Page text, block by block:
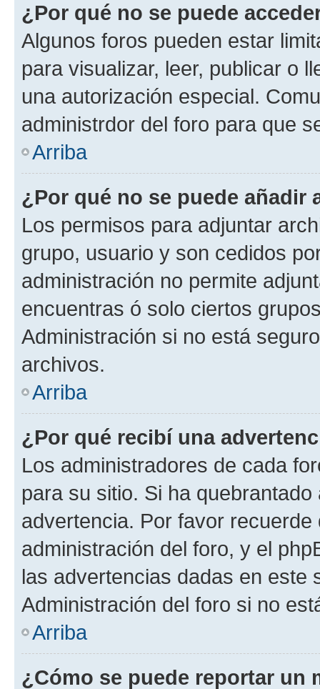
¿Por qué no se puede
Algunos foros pueden estar
para visualizar, leer, publicar o
una autorización especial.
administrdor del foro para que
Arriba
¿Por qué no se puede añadir
Los permisos para adjuntar
grupo, usuario y son cedidos
administración no permite
encuentras ó solo ciertos
Administración si no está
archivos.
Arriba
¿Por qué recibí una
Los administradores de cada
para su sitio. Si ha
advertencia. Por favor
administración del foro, y el
las advertencias dadas en este
Administración del foro si no
Arriba
¿Cómo se puede reportar un